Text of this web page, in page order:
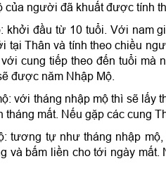
của người đã khuất được tính
khởi đầu từ 10 tuổi. Với nam
tại Thân và tính theo chiều
cung tiếp theo đến tuổi mà
được năm Nhập Mộ.
với tháng nhập mộ thì sẽ lấy
tháng mất. Nếu gặp các cung
tương tự như tháng nhập
và bấm liền cho tới ngày